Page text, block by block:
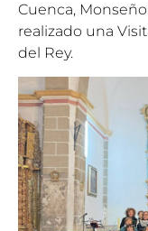
Cuenca,
realizado una
del Rey.